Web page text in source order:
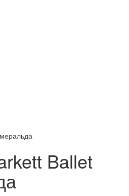
Ballet